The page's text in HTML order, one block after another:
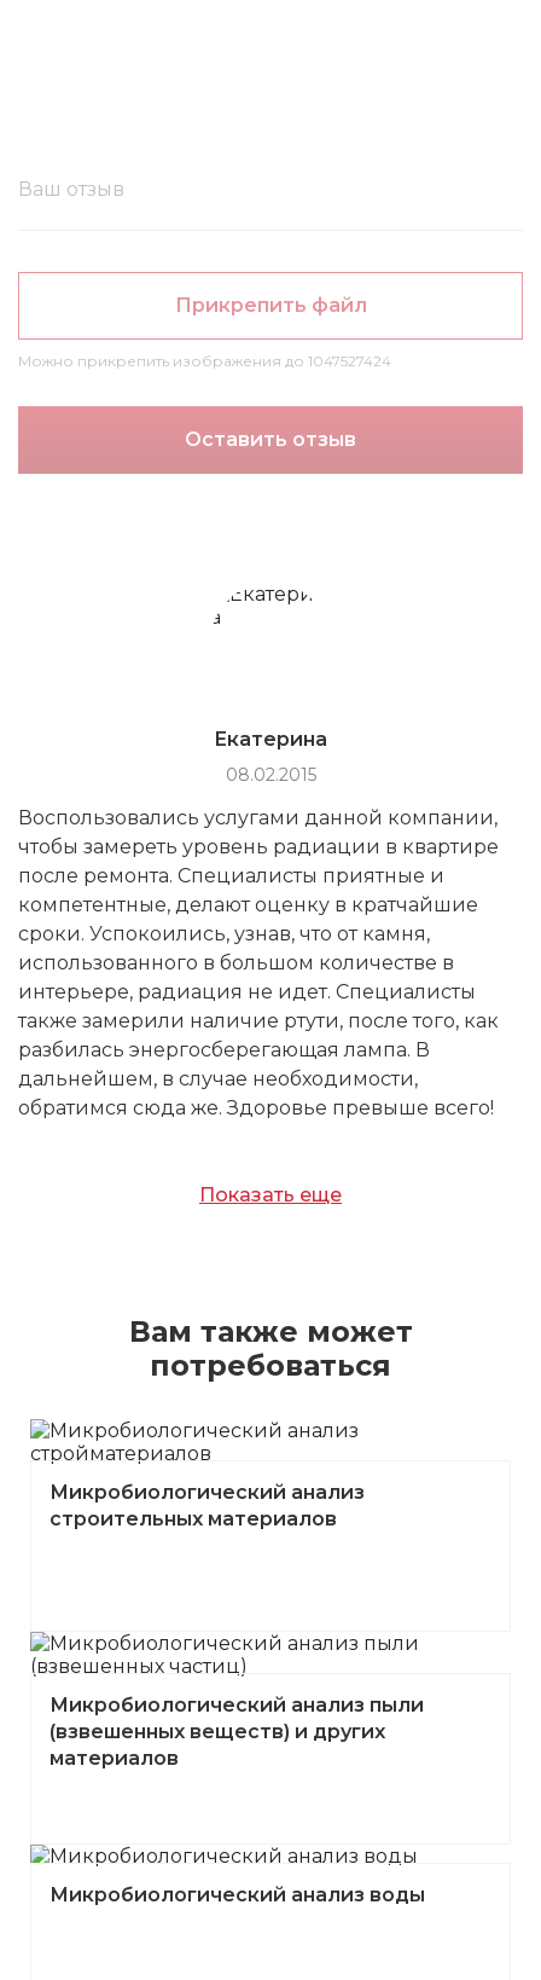
Можно прикрепить изображения до 1047527424
Прикрепить файл
Оставить отзыв
Екатерина
08.02.2015
Воспользовались услугами данной компании,
чтобы замереть уровень радиации в квартире
после ремонта. Специалисты приятные и
компетентные, делают оценку в кратчайшие
сроки. Успокоились, узнав, что от камня,
использованного в большом количестве в
интерьере, радиация не идет. Специалисты
также замерили наличие ртути, после того, как
разбилась энергосберегающая лампа. В
дальнейшем, в случае необходимости,
обратимся сюда же. Здоровье превыше всего!
Показать еще
Вам также может
потребоваться
Микробиологический анализ
строительных материалов
Микробиологический анализ пыли
(взвешенных веществ) и других
материалов
Микробиологический анализ воды